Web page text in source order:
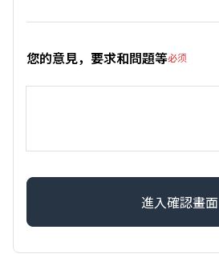
您的意見，要求和問題等必须
進入確認畫面